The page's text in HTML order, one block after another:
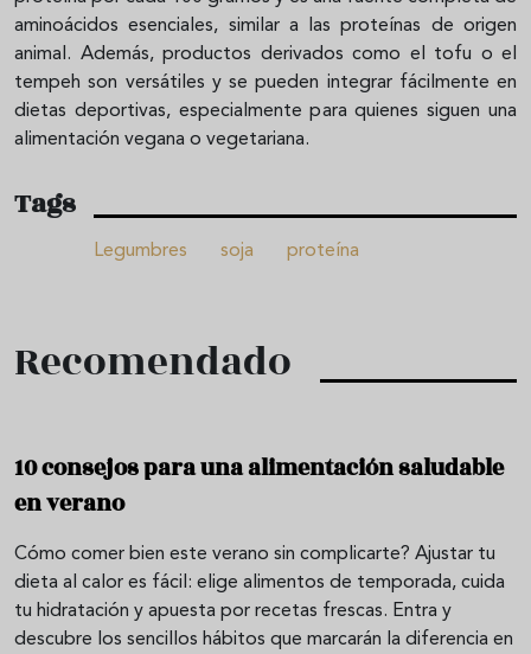
aminoácidos esenciales, similar a las proteínas de origen
animal. Además, productos derivados como el tofu o el
tempeh son versátiles y se pueden integrar fácilmente en
dietas deportivas, especialmente para quienes siguen una
alimentación vegana o vegetariana.
Tags
Legumbres soja proteína
Recomendado
10 consejos para una alimentación saludable
en verano
Cómo comer bien este verano sin complicarte? Ajustar tu
dieta al calor es fácil: elige alimentos de temporada, cuida
tu hidratación y apuesta por recetas frescas. Entra y
descubre los sencillos hábitos que marcarán la diferencia en